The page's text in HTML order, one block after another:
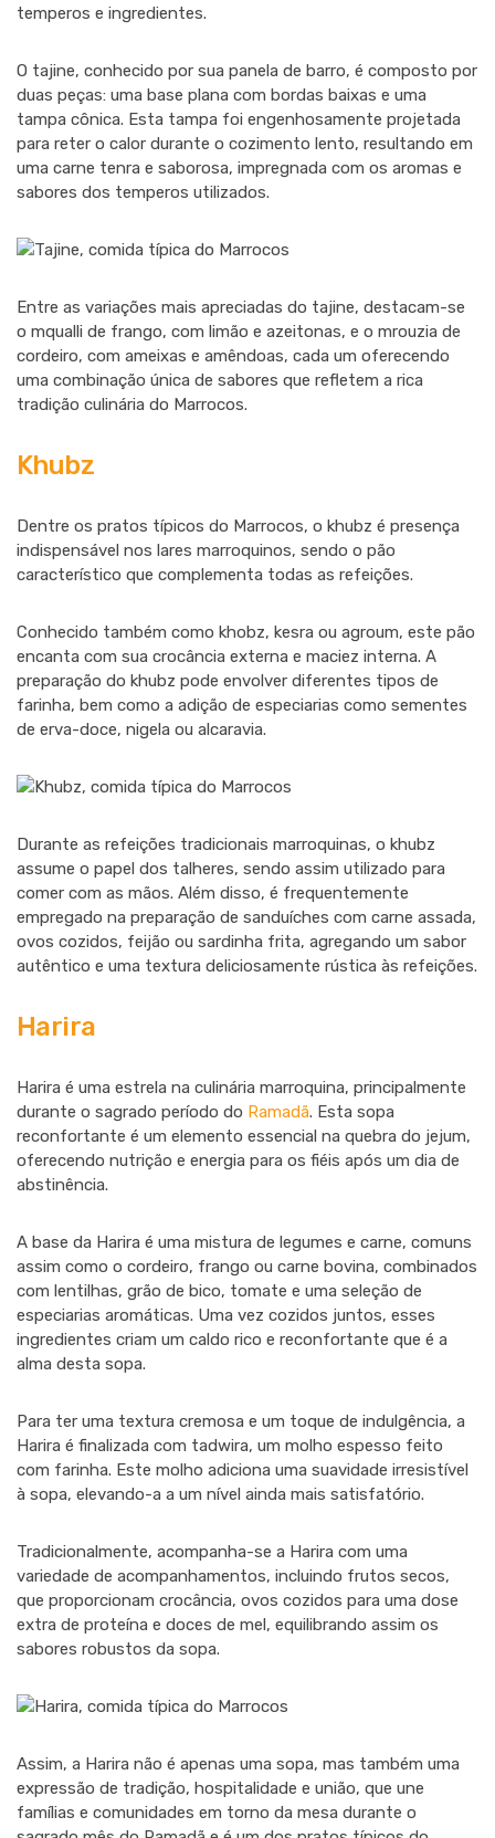
temperos e ingredientes.
O tajine, conhecido por sua panela de barro, é composto por
duas peças: uma base plana com bordas baixas e uma
tampa cônica. Esta tampa foi engenhosamente projetada
para reter o calor durante o cozimento lento, resultando em
uma carne tenra e saborosa, impregnada com os aromas e
sabores dos temperos utilizados.
Entre as variações mais apreciadas do tajine, destacam-se
o mqualli de frango, com limão e azeitonas, e o mrouzia de
cordeiro, com ameixas e amêndoas, cada um oferecendo
uma combinação única de sabores que refletem a rica
tradição culinária do Marrocos.
Khubz
Dentre os pratos típicos do Marrocos, o khubz é presença
indispensável nos lares marroquinos, sendo o pão
característico que complementa todas as refeições.
Conhecido também como khobz, kesra ou agroum, este pão
encanta com sua crocância externa e maciez interna. A
preparação do khubz pode envolver diferentes tipos de
farinha, bem como a adição de especiarias como sementes
de erva-doce, nigela ou alcaravia.
Durante as refeições tradicionais marroquinas, o khubz
assume o papel dos talheres, sendo assim utilizado para
comer com as mãos. Além disso, é frequentemente
empregado na preparação de sanduíches com carne assada,
ovos cozidos, feijão ou sardinha frita, agregando um sabor
autêntico e uma textura deliciosamente rústica às refeições.
Harira
Harira é uma estrela na culinária marroquina, principalmente
durante o sagrado período do Ramadã. Esta sopa
reconfortante é um elemento essencial na quebra do jejum,
oferecendo nutrição e energia para os fiéis após um dia de
abstinência.
A base da Harira é uma mistura de legumes e carne, comuns
assim como o cordeiro, frango ou carne bovina, combinados
com lentilhas, grão de bico, tomate e uma seleção de
especiarias aromáticas. Uma vez cozidos juntos, esses
ingredientes criam um caldo rico e reconfortante que é a
alma desta sopa.
Para ter uma textura cremosa e um toque de indulgência, a
Harira é finalizada com tadwira, um molho espesso feito
com farinha. Este molho adiciona uma suavidade irresistível
à sopa, elevando-a a um nível ainda mais satisfatório.
Tradicionalmente, acompanha-se a Harira com uma
variedade de acompanhamentos, incluindo frutos secos,
que proporcionam crocância, ovos cozidos para uma dose
extra de proteína e doces de mel, equilibrando assim os
sabores robustos da sopa.
Assim, a Harira não é apenas uma sopa, mas também uma
expressão de tradição, hospitalidade e união, que une
famílias e comunidades em torno da mesa durante o